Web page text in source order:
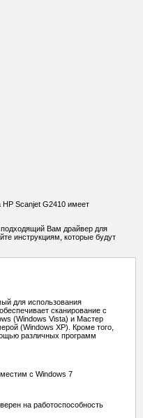
Scanjet G2410 имеет
Вам драйвер для
инструкциям, которые будут
для использования
сканирование с
(Windows Vista) и Мастер
(Windows XP). Кроме того,
различных программ
с Windows 7
на работоспособность